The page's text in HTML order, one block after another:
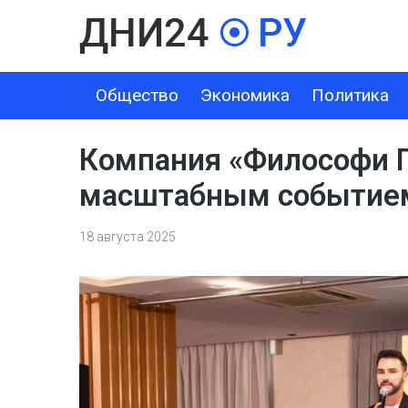
Общество Экономика Политика
ЭКОНОМИКА ПОЛИТИКА ШОУ-БИЗНЕС
Компания «Философи
масштабным
18 августа 2025